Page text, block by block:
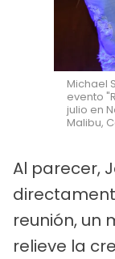
Michael
evento
julio en
Malibu,
Al parecer,
reunión, un
relieve la